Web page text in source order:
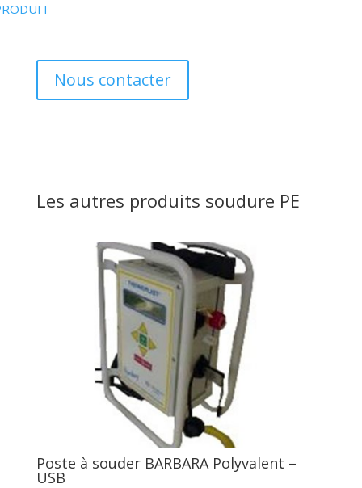
Nous contacter
Les autres produits soudure PE
Poste à souder BARBARA Polyvalent –
USB